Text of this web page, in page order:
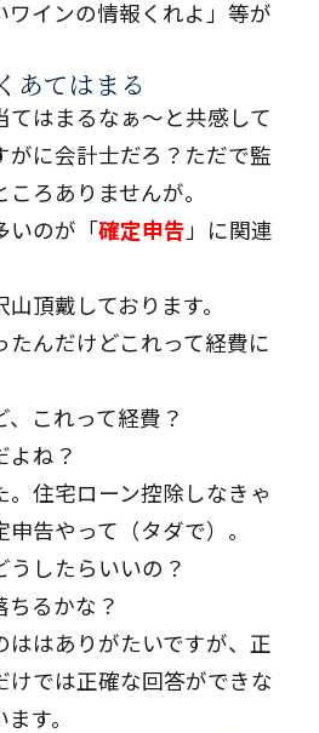
ワインの情報くれよ」等が
あてはまる
てはまるなぁ～と共感して
がに会計士だろ？ただで監
ろありませんが。
いのが「確定申告 」に関連
頂戴しております。
たんだけどこれって経費に
これって経費？
よね？
。住宅ローン控除しなきゃ
告やって（タダで）。
うしたらいいの？
ちるかな？
ははありがたいですが、正
けでは正確な回答ができな
す。